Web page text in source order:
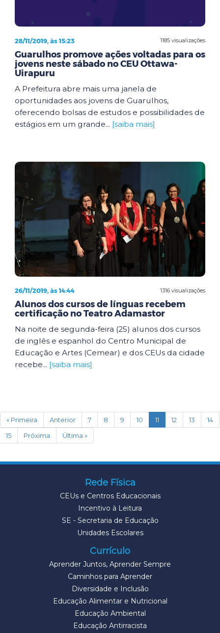
1185 visualizações
28/11/2019, às 15:23
Guarulhos promove ações voltadas para os
jovens neste sábado no CEU Ottawa-
Uirapuru
A Prefeitura abre mais uma janela de
oportunidades aos jovens de Guarulhos,
oferecendo bolsas de estudos e possibilidades de
estágios em um grande... [saiba mais]
1316 visualizações
26/11/2019, às 14:44
Alunos dos cursos de línguas recebem
certificação no Teatro Adamastor
Na noite de segunda-feira (25) alunos dos cursos
de inglês e espanhol do Centro Municipal de
Educação e Artes (Cemear) e dos CEUs da cidade
recebe... [saiba mais]
« Primeira Anterior 7 8 9 10 11 (current)
12 13
14
15
Próxima Última »
Rede Física
CEUs e Centros Educacionais
Incentivo à Leitura
SE - Secretaria de Educação
Unidades Escolares
Currículo
Aprender Juntos, Aprender Sempre
Caminhos para Aprender
Diversidade e Inclusão
Educação Alimentar e Nutricional
Educação Ambiental
Educação Antirracista